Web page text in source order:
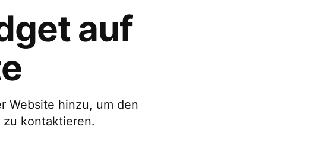
auf
Website hinzu, um den
kontaktieren.